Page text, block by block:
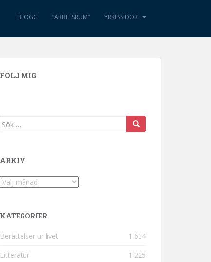
BLOGG ”ARBETSRUM” YRKESSIDOR
FÖLJ MIG
Sök efter:
ARKIV
Arkiv
KATEGORIER
Berättelser ur livet 1 634
Litteratur 1 225